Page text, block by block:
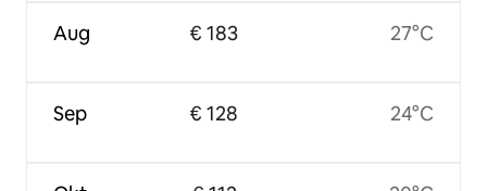
Aug
Sep
€ 183
€ 128
27°C
24°C